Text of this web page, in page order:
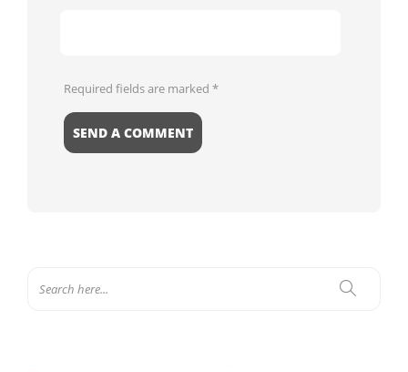
Required fields are marked *